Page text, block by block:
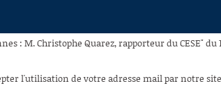
: M. Christophe Quarez, rapporteur du CESE" du
l'utilisation de votre adresse mail par notre